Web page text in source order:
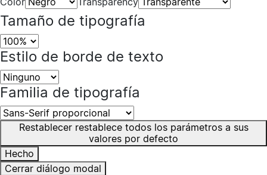
Tamaño de tipografía
Estilo de borde de texto
Familia de tipografía
Restablecerrestablece todos los parámetros a sus
valores por defecto
Hecho
Cerrar diálogo modal